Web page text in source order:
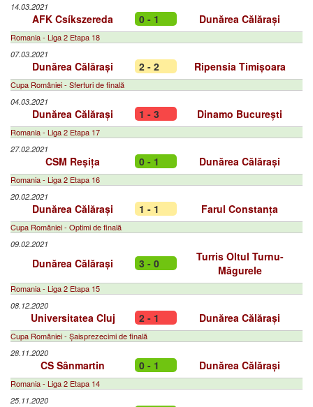
14.03.2021
AFK Csíkszereda 0 - 1 Dunărea Călărași
Romania - Liga 2 Etapa 18
07.03.2021
Dunărea Călărași 2 - 2 Ripensia Timișoara
Cupa României - Sferturi de finală
04.03.2021
Dunărea Călărași 1 - 3 Dinamo București
Romania - Liga 2 Etapa 17
27.02.2021
CSM Reșița 0 - 1 Dunărea Călărași
Romania - Liga 2 Etapa 16
20.02.2021
Dunărea Călărași 1 - 1 Farul Constanța
Cupa României - Optimi de finală
09.02.2021
Dunărea Călărași 3 - 0
Turris Oltul Turnu-
Măgurele
Romania - Liga 2 Etapa 15
08.12.2020
Universitatea Cluj 2 - 1 Dunărea Călărași
Cupa României - Șaisprezecimi de finală
28.11.2020
CS Sânmartin 0 - 1 Dunărea Călărași
Romania - Liga 2 Etapa 14
25.11.2020